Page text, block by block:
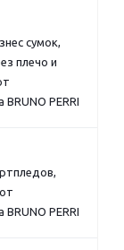
сумок,
плечо и
PERRI
PERRI